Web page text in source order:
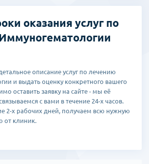
оказания услуг по
описание услуг по лечению
и выдать оценку конкретного вашего
оставить заявку на сайте - мы её
с вами в течение 24-х часов.
2-х рабочих дней, получаем всю нужную
от клиник.